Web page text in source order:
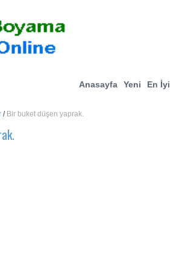
Anasayfa Yeni En İyi
/ Bir buket düşen yaprak.